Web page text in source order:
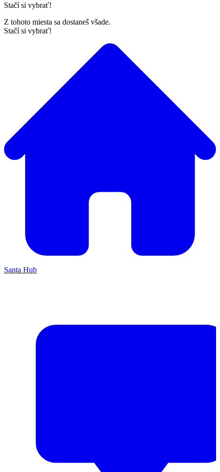
Stačí si vybrať!
Z tohoto miesta sa dostaneš všade.
Stačí si vybrať!
Santa Hub